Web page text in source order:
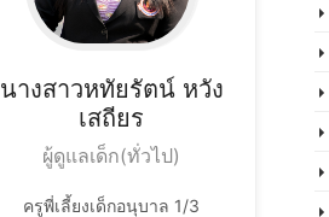
นางสาวหทัยรัตน์ หวัง
เสถียร
ผู้ดูแลเด็ก(ทั่วไป)
ครูพี่เลี้ยงเด็กอนุบาล 1/3